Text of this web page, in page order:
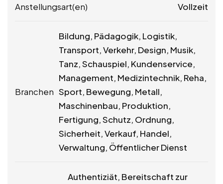
Anstellungsart(en) Vollzeit
Branchen
Bildung, Pädagogik, Logistik,
Transport, Verkehr, Design, Musik,
Tanz, Schauspiel, Kundenservice,
Management, Medizintechnik, Reha,
Sport, Bewegung, Metall,
Maschinenbau, Produktion,
Fertigung, Schutz, Ordnung,
Sicherheit, Verkauf, Handel,
Verwaltung, Öffentlicher Dienst
Authentiziät, Bereitschaft zur